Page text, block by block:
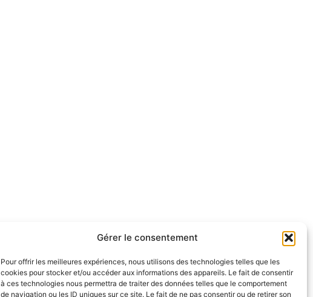
Gérer le consentement
Pour offrir les meilleures expériences, nous utilisons des technologies telles que les
cookies pour stocker et/ou accéder aux informations des appareils. Le fait de consentir
à ces technologies nous permettra de traiter des données telles que le comportement
de navigation ou les ID uniques sur ce site. Le fait de ne pas consentir ou de retirer son